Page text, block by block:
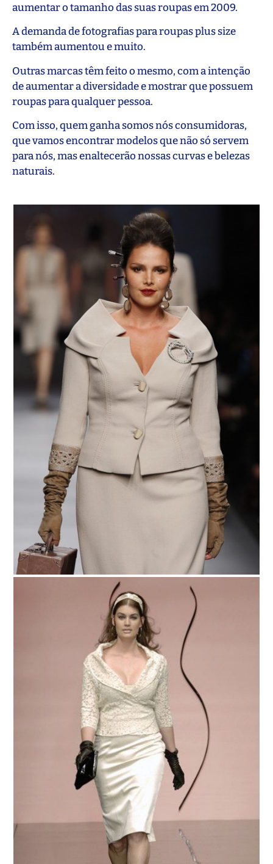
aumentar o tamanho das suas roupas em 2009.
A demanda de fotografias para roupas plus size
também aumentou e muito.
Outras marcas têm feito o mesmo, com a intenção
de aumentar a diversidade e mostrar que possuem
roupas para qualquer pessoa.
Com isso, quem ganha somos nós consumidoras,
que vamos encontrar modelos que não só servem
para nós, mas enaltecerão nossas curvas e belezas
naturais.